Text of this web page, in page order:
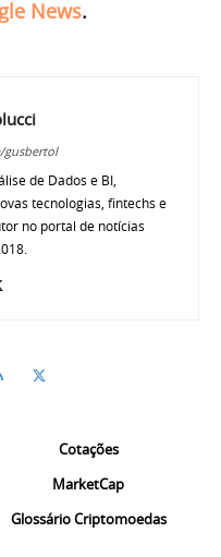
News.
de Dados e BI,
tecnologias, fintechs e
no portal de notícias
Cotações
MarketCap
Glossário Criptomoedas